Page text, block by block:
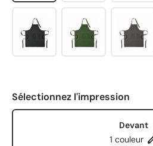
Sélectionnez l'impression
Devant
1 couleur